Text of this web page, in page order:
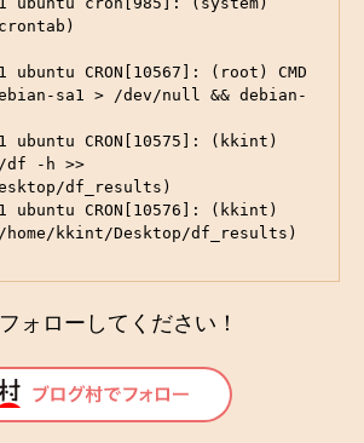
ubuntu CRON[10567]: (root) CMD
sa1 > /dev/null && debian-
ubuntu CRON[10575]: (kkint)
df -h >>
df_results)
ubuntu CRON[10576]: (kkint)
/home/kkint/Desktop/df_results)
ォローしてください！